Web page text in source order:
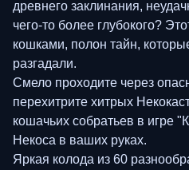
древнего заклинания,
чего-то более глубокого?
кошками, полон тайн,
разгадали.
Смело проходите через
перехитрите хитрых
кошачьих собратьев в игре
Некоса в ваших руках.
Яркая колода из 60